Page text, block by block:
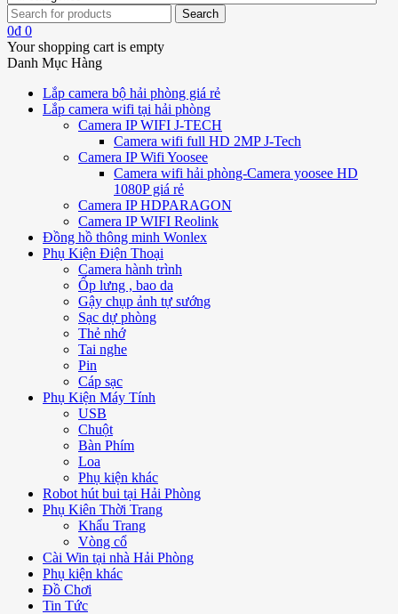
0₫ 0
Your shopping cart is empty
Danh Mục Hàng
Lắp camera bộ hải phòng giá rẻ
Lắp camera wifi tại hải phòng
Camera IP WIFI J-TECH
Camera wifi full HD 2MP J-Tech
Camera IP Wifi Yoosee
Camera wifi hải phòng-Camera yoosee HD
1080P giá rẻ
Camera IP HDPARAGON
Camera IP WIFI Reolink
Đồng hồ thông minh Wonlex
Phụ Kiện Điện Thoại
Camera hành trình
Ốp lưng , bao da
Gậy chụp ảnh tự sướng
Sạc dự phòng
Thẻ nhớ
Tai nghe
Pin
Cáp sạc
Phụ Kiện Máy Tính
USB
Chuột
Bàn Phím
Loa
Phụ kiện khác
Robot hút bui tại Hải Phòng
Phụ Kiên Thời Trang
Khẩu Trang
Vòng cổ
Cài Win tại nhà Hải Phòng
Phụ kiện khác
Đồ Chơi
Tin Tức